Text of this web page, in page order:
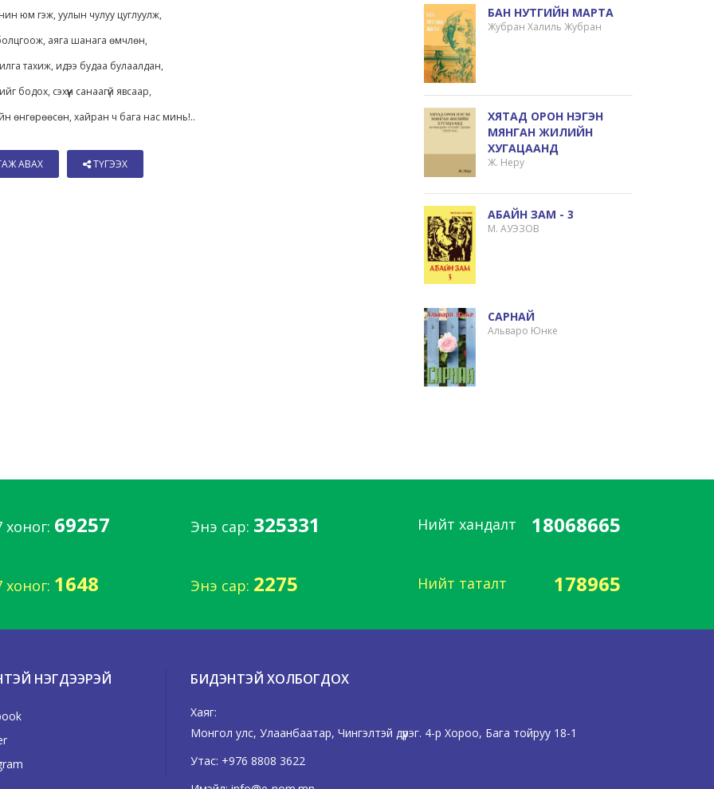
юм гэж, уулын чулуу цуглуулж,
аяга шанага өмчлөн,
тахиж, идээ будаа булаалдан,
бодох, сэхүүн санаагүй явсаар,
өнгөрөөсөн, хайран ч бага нас минь!..
АВАХ ТҮГЭЭХ
БАН НУТГИЙН МАРТА
Жубран Халиль Жубран
ХЯТАД ОРОН НЭГЭН
МЯНГАН ЖИЛИЙН
ХУГАЦААНД
Ж. Неру
АБАЙН ЗАМ - 3
М. АУЭЗОВ
САРНАЙ
Альваро Юнке
хоног: 69257 Энэ сар: 325331 Нийт хандалт 18068665
хоног: 1648 Энэ сар: 2275 Нийт таталт 178965
НЭГДЭЭРЭЙ БИДЭНТЭЙ ХОЛБОГДОХ
Хаяг:
Монгол улс, Улаанбаатар, Чингэлтэй дүүрэг. 4-р Хороо, Бага тойруу 18-1
Утас: +976 8808 3622